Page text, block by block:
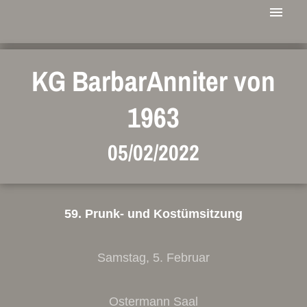
KG BarbarAnniter von
1963
05/02/2022
59. Prunk- und Kostümsitzung
Samstag, 5. Februar
Ostermann Saal